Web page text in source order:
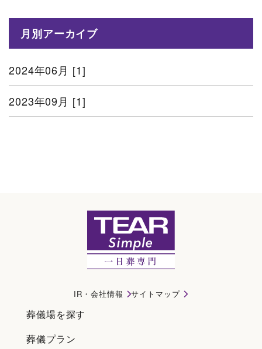
月別アーカイブ
2024年06月 [1]
2023年09月 [1]
IR・会社情報 サイトマップ
葬儀場を探す
葬儀プラン